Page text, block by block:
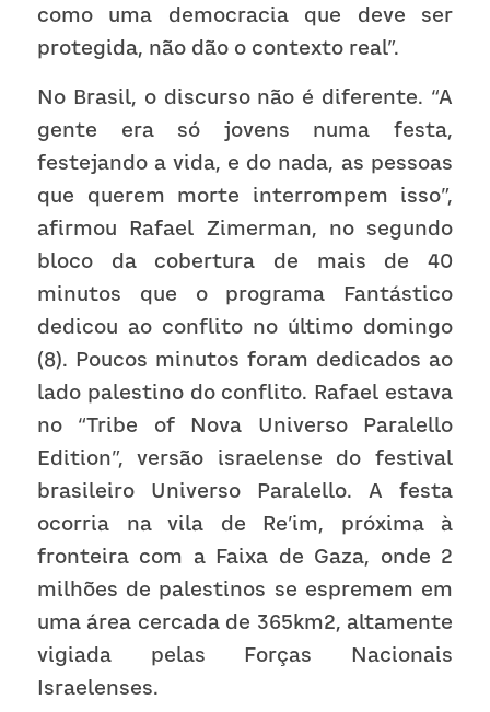
como uma democracia que deve ser
protegida, não dão o contexto real”.
No Brasil, o discurso não é diferente. “A
gente era só jovens numa festa,
festejando a vida, e do nada, as pessoas
que querem morte interrompem isso”,
afirmou Rafael Zimerman, no segundo
bloco da cobertura de mais de 40
minutos que o programa Fantástico
dedicou ao conflito no último domingo
(8). Poucos minutos foram dedicados ao
lado palestino do conflito. Rafael estava
no “Tribe of Nova Universo Paralello
Edition”, versão israelense do festival
brasileiro Universo Paralello. A festa
ocorria na vila de Re’im, próxima à
fronteira com a Faixa de Gaza, onde 2
milhões de palestinos se espremem em
uma área cercada de 365km2, altamente
vigiada pelas Forças Nacionais
Israelenses.